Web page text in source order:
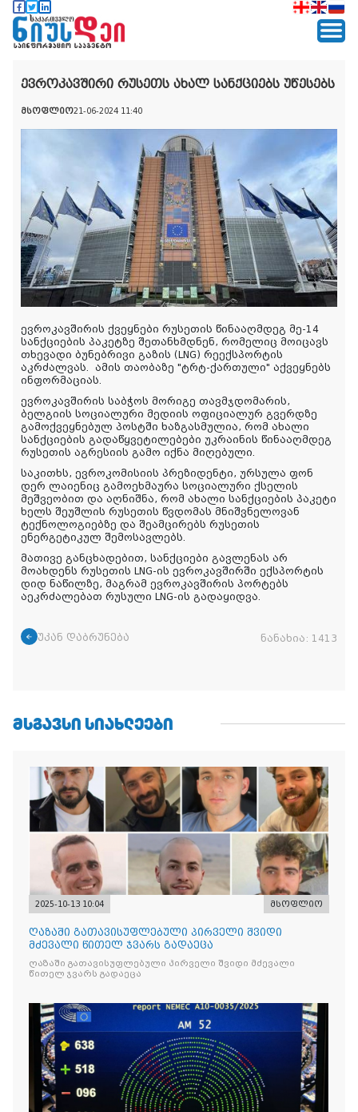
ევროკავშირი რუსეთს ახალ სანქციებს უწესებს
მსოფლიო21-06-2024 11:40
ევროკავშირის ქვეყნები რუსეთის წინააღმდეგ მე-14
სანქციების პაკეტზე შეთანხმდნენ, რომელიც მოიცავს
თხევადი ბუნებრივი გაზის (LNG) რეექსპორტის
აკრძალვას. ამის თაობაზე "ტრტ-ქართული" აქვეყნებს
ინფორმაციას.
ევროკავშირის საბჭოს მორიგე თავმჯდომარის,
ბელგიის სოციალური მედიის ოფიციალურ გვერდზე
გამოქვეყნებულ პოსტში ხაზგასმულია, რომ ახალი
სანქციების გადაწყვეტილებები უკრაინის წინააღმდეგ
რუსეთის აგრესიის გამო იქნა მიღებული.
საკითხს, ევროკომისიის პრეზიდენტი, ურსულა ფონ
დერ ლაიენიც გამოეხმაურა სოციალური ქსელის
მეშვეობით და აღნიშნა, რომ ახალი სანქციების პაკეტი
ხელს შეუშლის რუსეთის წვდომას მნიშვნელოვან
ტექნოლოგიებზე და შეამცირებს რუსეთის
ენერგეტიკულ შემოსავლებს.
მათივე განცხადებით, სანქციები გავლენას არ
მოახდენს რუსეთის LNG-ის ევროკავშირში ექსპორტის
დიდ ნაწილზე, მაგრამ ევროკავშირის პორტებს
აეკრძალებათ რუსული LNG-ის გადაყიდვა.
უკან დაბრუნება ნანახია: 1413
ᲛᲡᲒᲐᲕᲡᲘ ᲡᲘᲐᲮᲚᲔᲔᲑᲘ
2025-10-13 10:04 მსოფლიო
ღაზაში გათავისუფლებული პირველი შვიდი
მძევალი წითელ ჯვარს გადაეცა
ღაზაში გათავისუფლებული პირველი შვიდი მძევალი
წითელ ჯვარს გადაეცა